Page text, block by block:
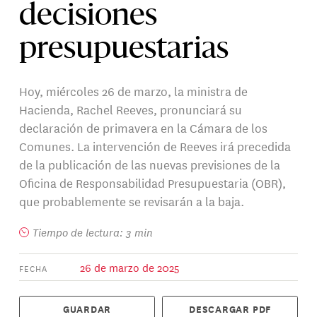
decisiones
presupuestarias
Hoy, miércoles 26 de marzo, la ministra de
Hacienda, Rachel Reeves, pronunciará su
declaración de primavera en la Cámara de los
Comunes. La intervención de Reeves irá precedida
de la publicación de las nuevas previsiones de la
Oficina de Responsabilidad Presupuestaria (OBR),
que probablemente se revisarán a la baja.
Tiempo de lectura: 3 min
FECHA 26 de marzo de 2025
GUARDAR DESCARGAR PDF